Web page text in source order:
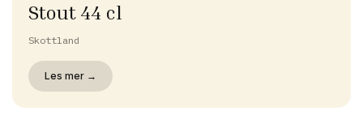
Stout 44 cl
Skottland
Les mer →